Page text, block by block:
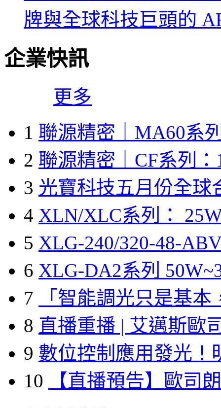
牌與全球科技巨頭的
企業快訊
更多
1 聯源精密｜MA60系
2 聯源精密｜CF系列：
3 光寶科技五月份全球
4 XLN/XLC系列：
5 XLG-240/320-48-
6 XLG-DA2系列
7
「智能調光只是基本
8 直播重播 | 艾邁斯歐
9 數位控制應用發光！
10
【直播預告】歐司